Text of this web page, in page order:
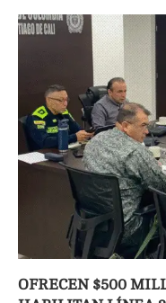
OFRECEN $500